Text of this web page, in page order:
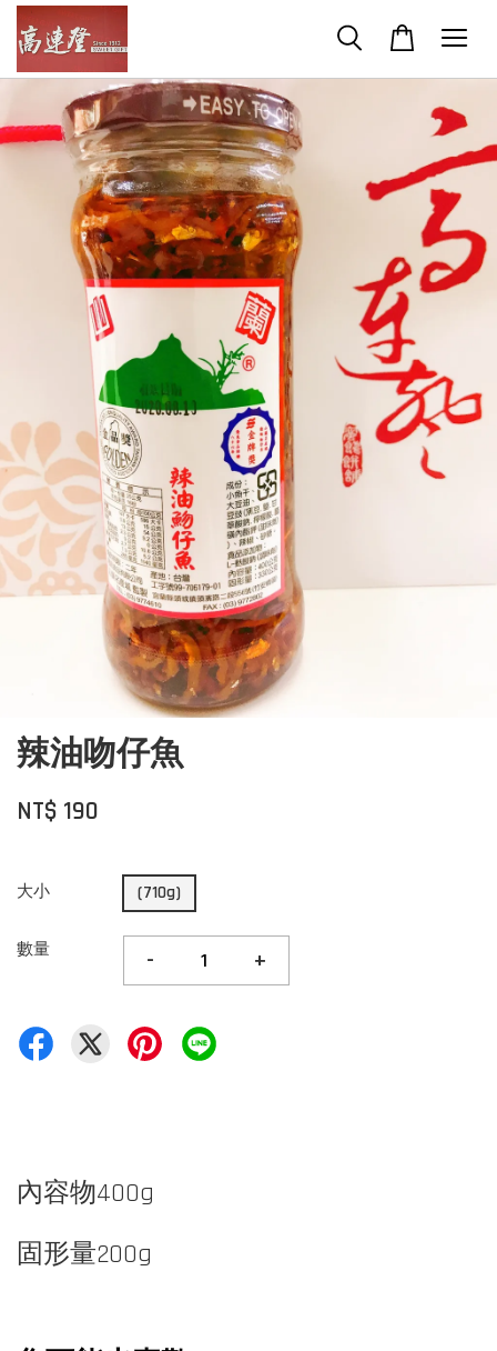
辣油吻仔魚
NT$ 190
大小 (710g)
數量 - +
內容物400g
固形量200g